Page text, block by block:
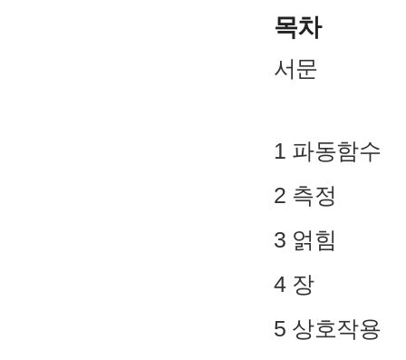
목차
서문
1 파동함수
2 측정
3 얽힘
4 장
5 상호작용